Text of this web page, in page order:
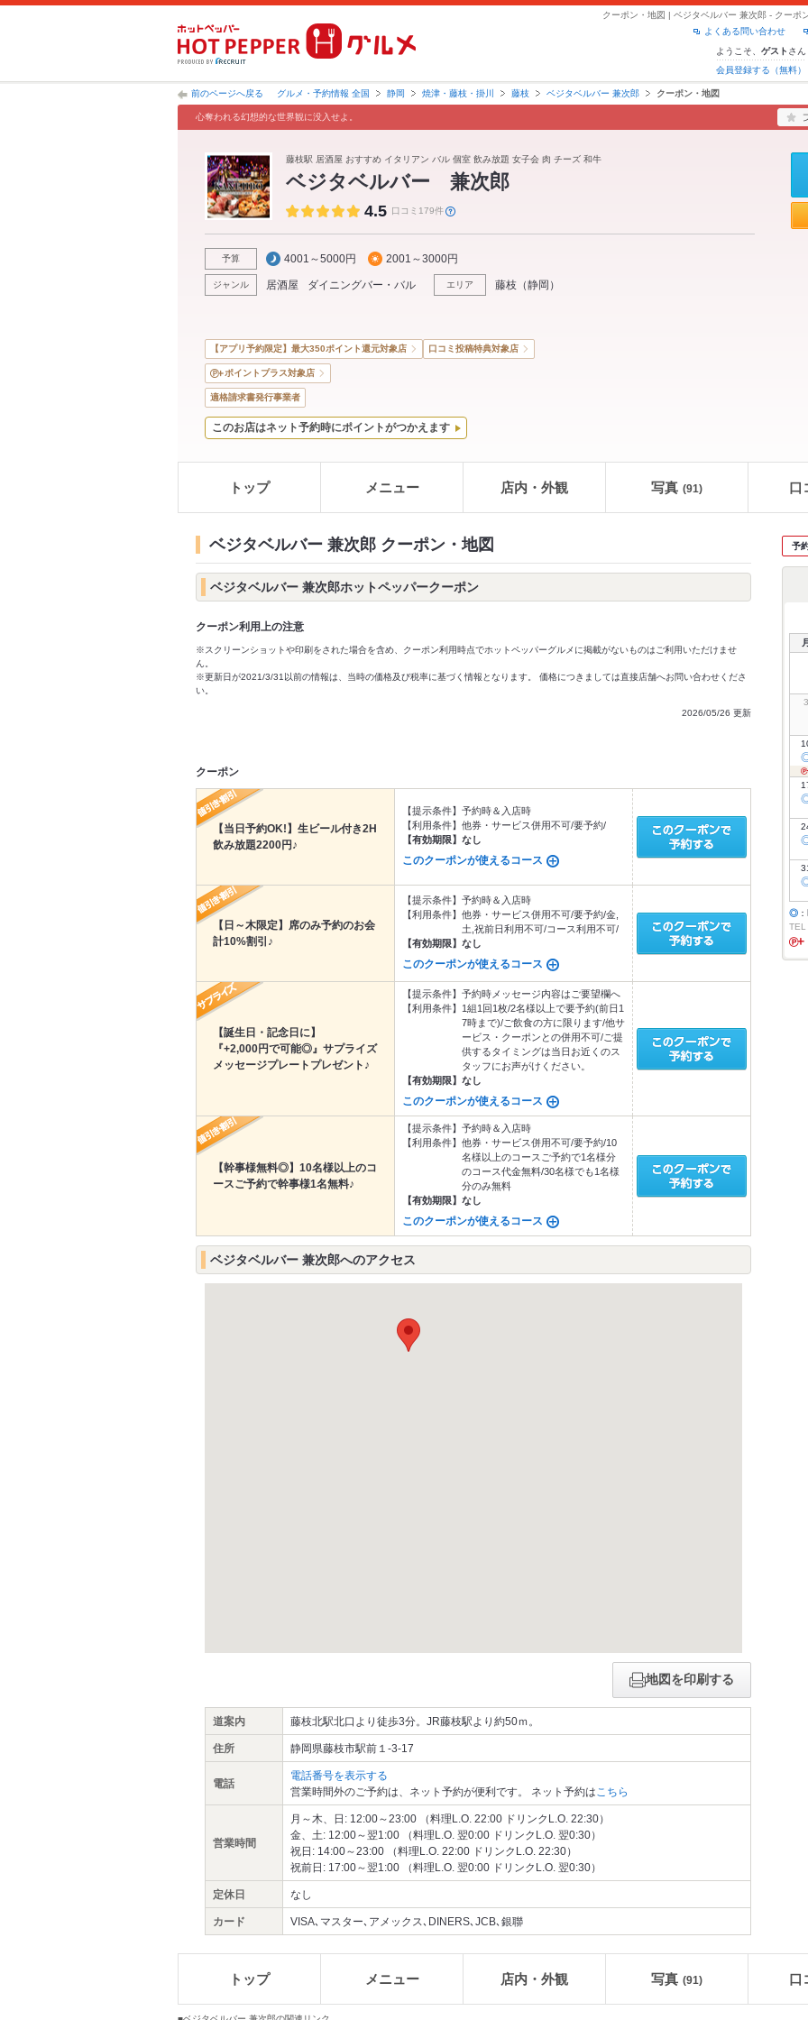
クーポン・地図 | ベジタベルバー 兼次郎 - クーポ
よくある問い合わせ
ようこそ、 ゲスト さん
会員登録する（無料）
前のページへ戻る グルメ・予約情報 全国 静岡 焼津・藤枝・掛川 藤枝 ベジタベルバー 兼次郎 クーポン・地図
心奪われる幻想的な世界観に没入せよ。
藤枝駅 居酒屋 おすすめ イタリアン バル 個室 飲み放題 女子会 肉 チーズ 和牛
ベジタベルバー 兼次郎
4.5 口コミ179件
予算 4001～5000円 2001～3000円
ジャンル 居酒屋 ダイニングバー・バル エリア 藤枝 （静岡 ）
【アプリ予約限定】最大350ポイント還元対象店 口コミ投稿特典対象店
ポイントプラス対象店
適格請求書発行事業者
このお店はネット予約時にポイントがつかえます
トップ メニュー 店内・外観 写真 (91) 口
ベジタベルバー 兼次郎 クーポン・地図
ベジタベルバー 兼次郎ホットペッパークーポン
クーポン利用上の注意
※スクリーンショットや印刷をされた場合を含め、クーポン利用時点でホットペッパーグルメに掲載がないものはご利用いただけませ
ん。
※更新日が2021/3/31以前の情報は、当時の価格及び税率に基づく情報となります。 価格につきましては直接店舗へお問い合わせくださ
い。
2026/05/26 更新
クーポン
【当日予約OK!】生ビール付き2H
飲み放題2200円♪
【提示条件】 予約時＆入店時
【利用条件】 他券・サービス併用不可/要予約/
【有効期限】 なし
このクーポンが使えるコース
【日～木限定】席のみ予約のお会
計10%割引♪
【提示条件】 予約時＆入店時
【利用条件】 他券・サービス併用不可/要予約/金,
土,祝前日利用不可/コース利用不可/
【有効期限】 なし
このクーポンが使えるコース
【誕生日・記念日に】
『+2,000円で可能◎』サプライズ
メッセージプレートプレゼント♪
【提示条件】 予約時メッセージ内容はご要望欄へ
【利用条件】
1組1回1枚/2名様以上で要予約(前日1
7時まで)/ご飲食の方に限ります/他サ
ービス・クーポンとの併用不可/ご提
供するタイミングは当日お近くのス
タッフにお声がけください。
【有効期限】 なし
このクーポンが使えるコース
【幹事様無料◎】10名様以上のコ
ースご予約で幹事様1名無料♪
【提示条件】 予約時＆入店時
【利用条件】 他券・サービス併用不可/要予約/10
名様以上のコースご予約で1名様分
のコース代金無料/30名様でも1名様
分のみ無料
【有効期限】 なし
このクーポンが使えるコース
ベジタベルバー 兼次郎へのアクセス
地図を印刷する
道案内 藤枝北駅北口より徒歩3分。JR藤枝駅より約50ｍ。
住所 静岡県藤枝市駅前１-3-17
電話
電話番号を表示する
営業時間外のご予約は、ネット予約が便利です。 ネット予約はこちら
営業時間
月～木、日: 12:00～23:00 （料理L.O. 22:00 ドリンクL.O. 22:30）
金、土: 12:00～翌1:00 （料理L.O. 翌0:00 ドリンクL.O. 翌0:30）
祝日: 14:00～23:00 （料理L.O. 22:00 ドリンクL.O. 22:30）
祝前日: 17:00～翌1:00 （料理L.O. 翌0:00 ドリンクL.O. 翌0:30）
定休日 なし
カード VISA､マスター､アメックス､DINERS､JCB､銀聯
予
3
◎
TEL
トップ メニュー 店内・外観 写真 (91) 口